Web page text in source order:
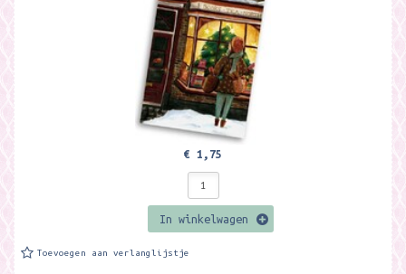
€ 1,75
In winkelwagen
Toevoegen aan verlanglijstje